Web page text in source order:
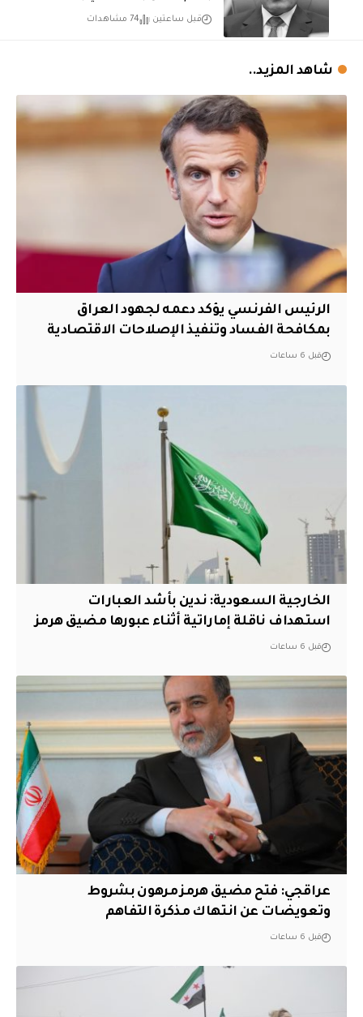
قبل ساعتين 74 مشاهدات
شاهد المزيد..
الرئيس الفرنسي يؤكد دعمه لجهود العراق
بمكافحة الفساد وتنفيذ الإصلاحات الاقتصادية
قبل 6 ساعات
‏الخارجية السعودية: ندين بأشد العبارات
استهداف ناقلة إماراتية أثناء عبورها مضيق هرمز
قبل 6 ساعات
عراقجي: فتح مضيق هرمز مرهون بشروط
وتعويضات عن انتهاك مذكرة التفاهم
قبل 6 ساعات